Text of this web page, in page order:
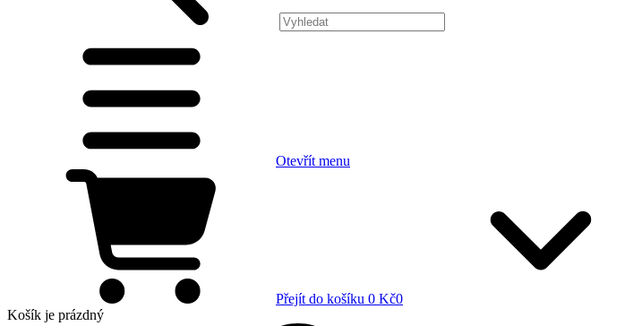
Otevřít menu
Přejít do košíku 0 Kč0
Košík je prázdný